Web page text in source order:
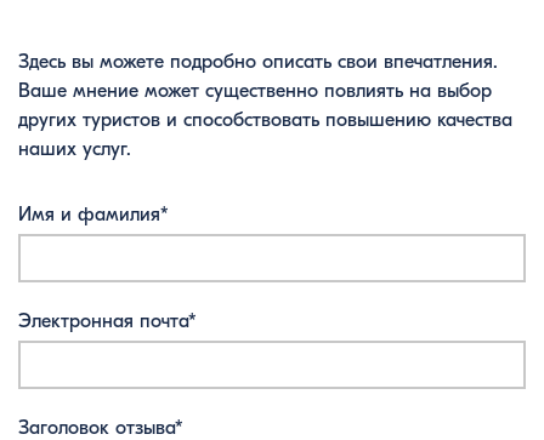
Здесь вы можете подробно описать свои впечатления.
Ваше мнение может существенно повлиять на выбор
других туристов и способствовать повышению качества
наших услуг.
Имя и фамилия*
Электронная почта*
Заголовок отзыва*